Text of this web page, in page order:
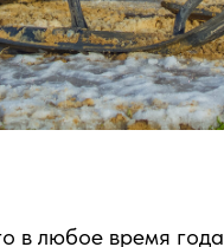
в любое время года